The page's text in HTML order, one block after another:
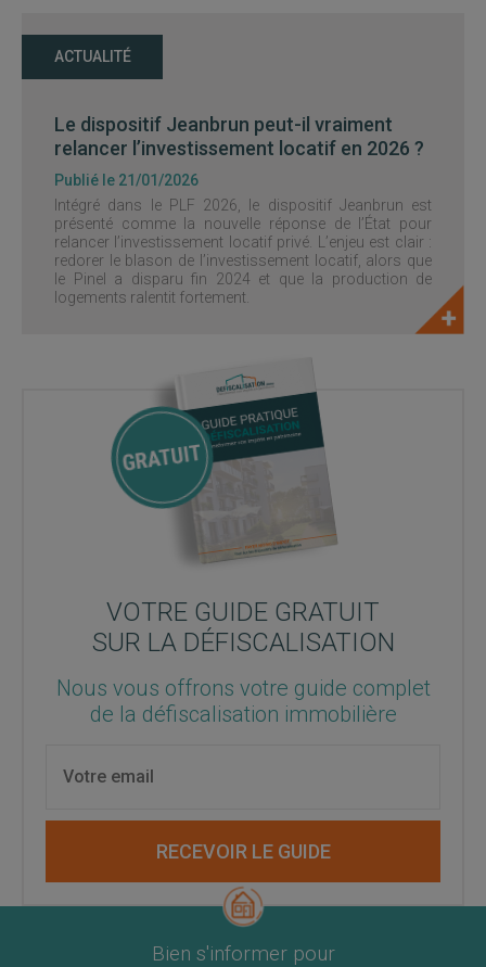
ACTUALITÉ
Le dispositif Jeanbrun peut-il vraiment
relancer l’investissement locatif en 2026 ?
Publié le 21/01/2026
Intégré dans le PLF 2026, le dispositif Jeanbrun est
présenté comme la nouvelle réponse de l’État pour
relancer l’investissement locatif privé. L’enjeu est clair :
redorer le blason de l’investissement locatif, alors que
le Pinel a disparu fin 2024 et que la production de
logements ralentit fortement.
VOTRE GUIDE GRATUIT
SUR LA DÉFISCALISATION
Nous vous offrons votre guide complet
de la défiscalisation immobilière
RECEVOIR LE GUIDE
Bien s'informer pour